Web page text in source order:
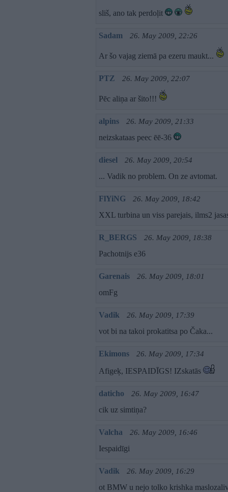
sliš, ano tak perdoļit
Sadam 26. May 2009, 22:26
Ar šo vajag ziemā pa ezeru maukt...
PTZ 26. May 2009, 22:07
Pēc aliņa ar šito!!!
alpins 26. May 2009, 21:33
neizskataas peec ēē-36
diesel 26. May 2009, 20:54
... Vadik no problem. On ze avtomat.
FlYiNG 26. May 2009, 18:42
XXL turbina un viss parejais, ilms2
R_BERGS 26. May 2009, 18:38
Pachotnijs e36
Garenais 26. May 2009, 18:01
omFg
Vadik 26. May 2009, 17:39
vot bi na takoi prokatitsa po Čaka...
Ekimons 26. May 2009, 17:34
Afigeķ, IESPAIDĪGS! IZskatās
daticho 26. May 2009, 16:47
cik uz simtiņa?
Valcha 26. May 2009, 16:46
Iespaidīgi
Vadik 26. May 2009, 16:29
ot BMW u nejo tolko krishka